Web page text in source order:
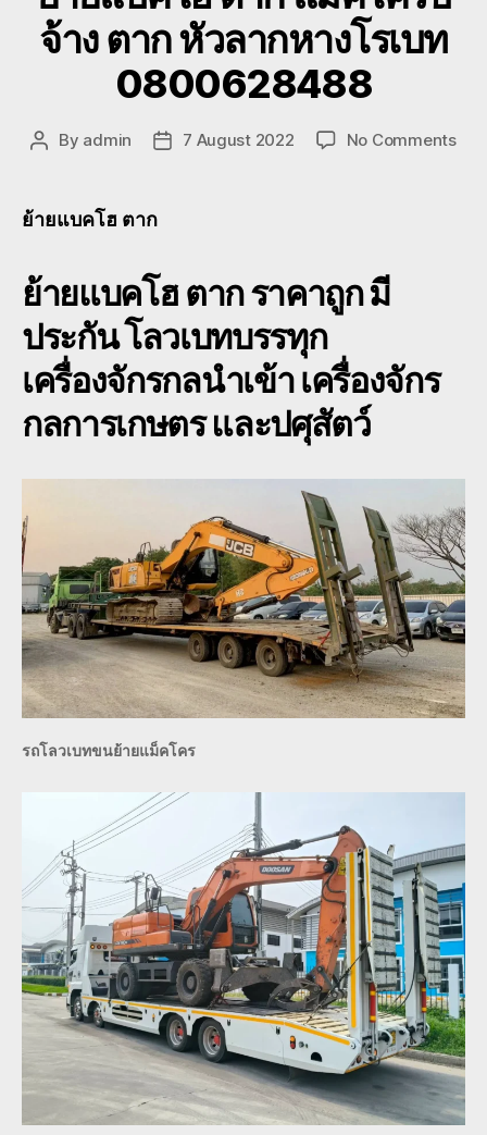
จ้าง ตาก หัวลากหางโรเบท
0800628488
Post
By admin
Post7 August 2022 No Commentson
ย้ายแบคโฮ ตาก
ย้ายแบคโฮ ตากราคาถูก มี
ประกัน โลวเบทบรรทุก
เครื่องจักรกลนำเข้า เครื่องจักร
กลการเกษตร และปศุสัตว์
รถโลวเบทขนย้ายแม็คโคร